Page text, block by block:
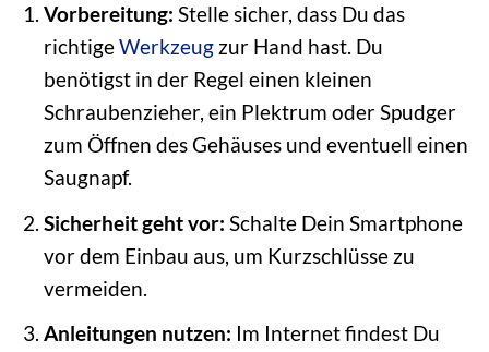
Vorbereitung: Stelle sicher, dass Du das
richtigeWerkzeugzur Hand hast. Du
benötigst in der Regel einen kleinen
Schraubenzieher, ein Plektrum oder Spudger
zum Öffnen des Gehäuses und eventuell einen
Saugnapf.
Sicherheit geht vor: Schalte Dein Smartphone
vor dem Einbau aus, um Kurzschlüsse zu
vermeiden.
Anleitungen nutzen: Im Internet findest Du